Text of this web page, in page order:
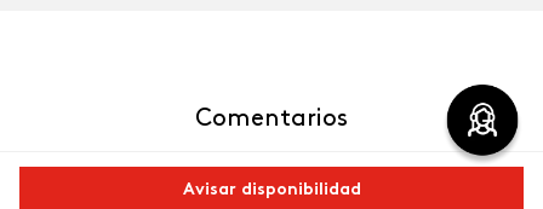
Avisar disponibilidad
Comentarios
cargando el resumen…